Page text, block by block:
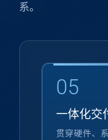
系。
05
一体化交
贯穿硬件、